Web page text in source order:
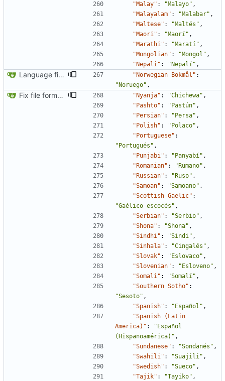
"Malay" : "Malayo" ,
"Malayalam" : "Malabar" ,
"Maltese" : "Maltés" ,
"Maori" : "Maorí" ,
"Marathi" : "Maratí" ,
"Mongolian" : "Mongol" ,
"Nepali" : "Nepalí" ,
Language fixes ( #366 ) "Norwegian Bokmål" :
"Noruego" ,
Fix file formatting for locales "Nyanja" : "Chichewa" ,
"Pashto" : "Pastún" ,
"Persian" : "Persa" ,
"Polish" : "Polaco" ,
"Portuguese" :
"Portugués" ,
"Punjabi" : "Panyabí" ,
"Romanian" : "Rumano" ,
"Russian" : "Ruso" ,
"Samoan" : "Samoano" ,
"Scottish Gaelic" :
"Gaélico escocés" ,
"Serbian" : "Serbio" ,
"Shona" : "Shona" ,
"Sindhi" : "Sindi" ,
"Sinhala" : "Cingalés" ,
"Slovak" : "Eslovaco" ,
"Slovenian" : "Esloveno" ,
"Somali" : "Somalí" ,
"Southern Sotho" :
"Sesoto" ,
"Spanish" : "Español" ,
"Spanish (Latin
America)" :
"Español
(Hispanoamérica)" ,
"Sundanese" : "Sondanés" ,
"Swahili" : "Suajili" ,
"Swedish" : "Sueco" ,
"Tajik" : "Tayiko" ,